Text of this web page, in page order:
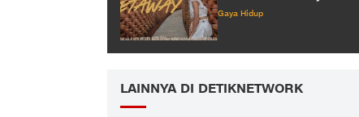
Gaya Hidup
LAINNYA DI DETIKNETWORK